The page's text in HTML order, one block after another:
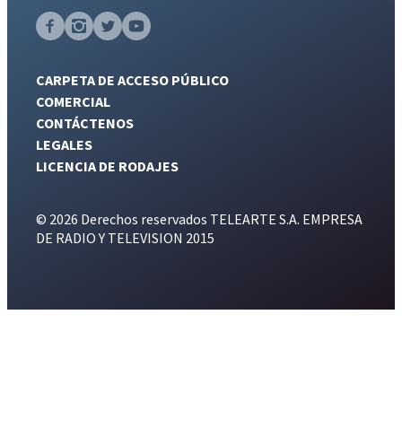
CARPETA DE ACCESO PÚBLICO
COMERCIAL
CONTÁCTENOS
LEGALES
LICENCIA DE RODAJES
© 2026 Derechos reservados TELEARTE S.A. EMPRESA
DE RADIO Y TELEVISION 2015